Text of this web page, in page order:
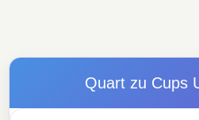
Quart zu Cups